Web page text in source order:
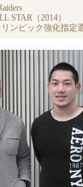
STAR（2014）
ンピック強化指定